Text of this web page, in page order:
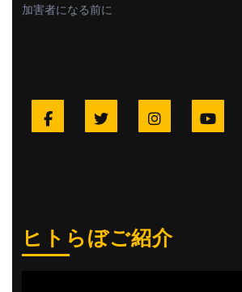
加害者になる前に
Facebook Twitter Instagram
ヒトらぼご紹介